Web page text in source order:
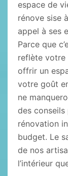
espace de
rénove sise
appel à ses
Parce que
reflète votre
offrir un
votre goût
ne
des
rénovation
budget. Le
de nos
l’intérieur